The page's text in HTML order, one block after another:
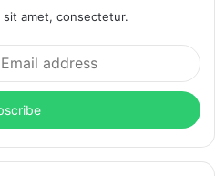
sit amet, consectetur.